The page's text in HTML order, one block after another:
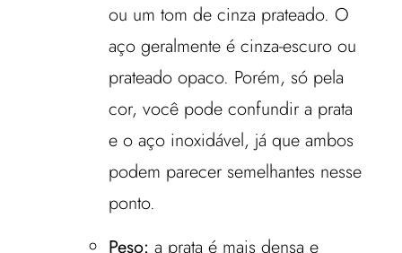
ou um tom de cinza prateado. O
aço geralmente é cinza-escuro ou
prateado opaco. Porém, só pela
cor, você pode confundir a prata
e o aço inoxidável, já que ambos
podem parecer semelhantes nesse
ponto.
Peso:a prata é mais densa e